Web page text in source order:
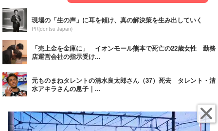
現場の「生の声」に耳を傾け、真の解決策を生み出していく
PR(dentsu Japan)
「売上金を金庫に」 イオンモール熊本で死亡の22歳女性 勤務
店運営会社の指示受け...
元ものまねタレントの清水良太郎さん（37）死去 タレント・清
水アキラさんの息子｜...